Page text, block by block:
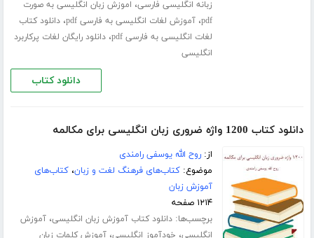
زبانه انگلیسی فارسی، اموزش زبان انگلیسی به صورت
pdf،آموزش لغات انگلیسی به فارسی pdf ،دانلود کتاب
لغات انگلیسی به فارسی pdf
،دانلود رایگان لغات پرکاربرد
انگلیسی
دانلود کتاب
دانلود کتاب 1200 واژه ضروری زبان انگلیسی برای مکالمه
از:روح الله یوسفی رامندی
موضوع:کتاب‌های فرهنگ لغت و زبان،کتاب‌های
آموزش زبان
۱۲۱۴ صفحه
برچسب‌ها:دانلود کتاب آموزش زبان انگلیسی،آموزش
انگلیسی خودآموز انگلیسی آموزش کلمات زبان